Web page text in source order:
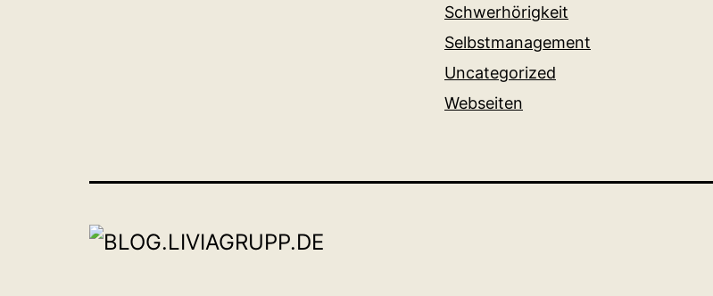
Schwerhörigkeit
Selbstmanagement
Uncategorized
Webseiten